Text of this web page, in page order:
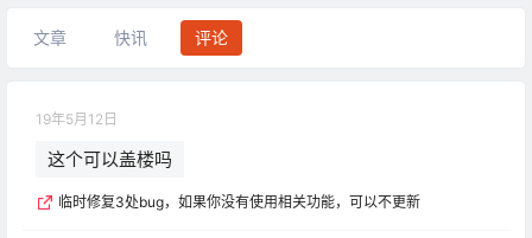
文章 快讯 评论
19年5月12日
这个可以盖楼吗
临时修复3处bug，如果你没有使用相关功能，可以不更新